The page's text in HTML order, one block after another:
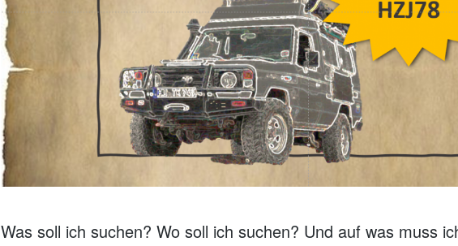
Was soll ich suchen? Wo soll ich suchen? Und auf was muss